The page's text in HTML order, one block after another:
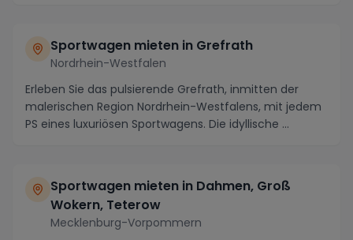
Sportwagen mieten in Grefrath
Nordrhein-Westfalen
Erleben Sie das pulsierende Grefrath, inmitten der
malerischen Region Nordrhein-Westfalens, mit jedem
PS eines luxuriösen Sportwagens. Die idyllische ...
Sportwagen mieten in Dahmen, Groß
Wokern, Teterow
Mecklenburg-Vorpommern